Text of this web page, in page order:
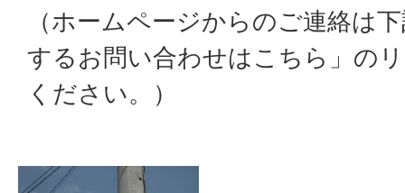
（ホームページからのご連絡は
するお問い合わせはこちら」の
ください。）